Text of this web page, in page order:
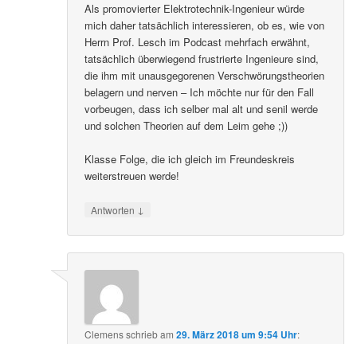
Als promovierter Elektrotechnik-Ingenieur würde
mich daher tatsächlich interessieren, ob es, wie von
Herrn Prof. Lesch im Podcast mehrfach erwähnt,
tatsächlich überwiegend frustrierte Ingenieure sind,
die ihm mit unausgegorenen Verschwörungstheorien
belagern und nerven – Ich möchte nur für den Fall
vorbeugen, dass ich selber mal alt und senil werde
und solchen Theorien auf dem Leim gehe ;))
Klasse Folge, die ich gleich im Freundeskreis
weiterstreuen werde!
Antworten ↓
Clemensschriebam29. März 2018 um 9:54 Uhr: